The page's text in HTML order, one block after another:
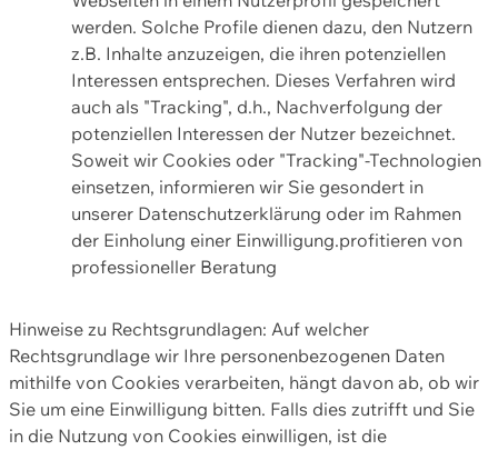
werden. Solche Profile dienen dazu, den Nutzern
z.B. Inhalte anzuzeigen, die ihren potenziellen
Interessen entsprechen. Dieses Verfahren wird
auch als "Tracking", d.h., Nachverfolgung der
potenziellen Interessen der Nutzer bezeichnet.
Soweit wir Cookies oder "Tracking"-Technologien
einsetzen, informieren wir Sie gesondert in
unserer Datenschutzerklärung oder im Rahmen
der Einholung einer Einwilligung.profitieren von
professioneller Beratung
Hinweise zu Rechtsgrundlagen: Auf welcher
Rechtsgrundlage wir Ihre personenbezogenen Daten
mithilfe von Cookies verarbeiten, hängt davon ab, ob wir
Sie um eine Einwilligung bitten. Falls dies zutrifft und Sie
in die Nutzung von Cookies einwilligen, ist die